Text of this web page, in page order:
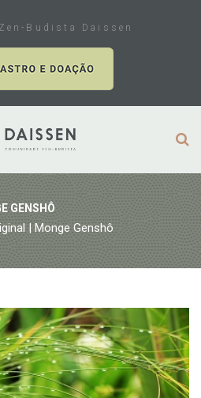
Budista Daissen
GENSHÔ
| Monge Genshô